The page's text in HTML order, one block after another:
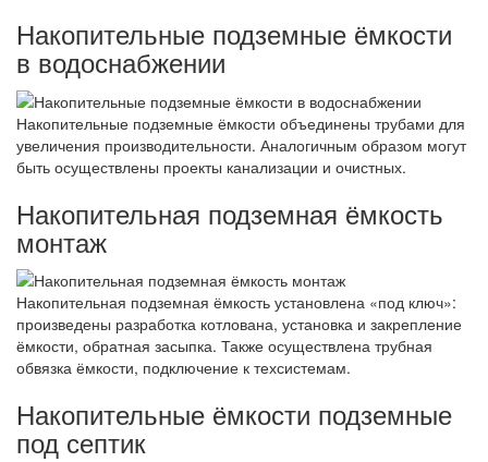
Накопительные подземные ёмкости
в водоснабжении
Накопительные подземные ёмкости объединены трубами для
увеличения производительности. Аналогичным образом могут
быть осуществлены проекты канализации и очистных.
Накопительная подземная ёмкость
монтаж
Накопительная подземная ёмкость установлена «под ключ»:
произведены разработка котлована, установка и закрепление
ёмкости, обратная засыпка. Также осуществлена трубная
обвязка ёмкости, подключение к техсистемам.
Накопительные ёмкости подземные
под септик